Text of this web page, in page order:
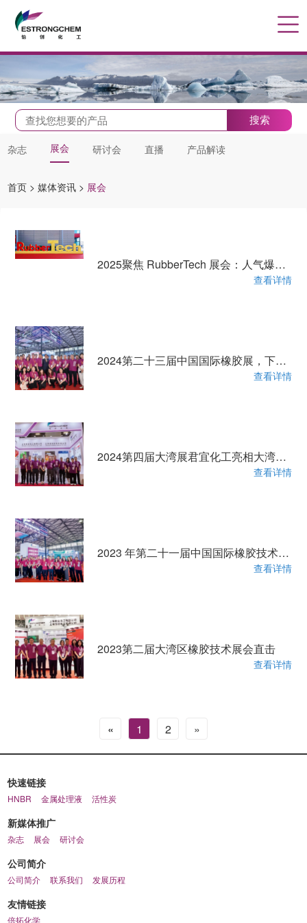
搜索
杂志 展会 研讨会 直播 产品解读
首页 > 媒体资讯 > 展会
2025聚焦 RubberTech 展会：人气爆棚，君宜产品持续圈粉！
查看详情
2024第二十三届中国国际橡胶展，下雨天热情不减，君宜产品持续受关注
查看详情
2024第四届大湾展君宜化工亮相大湾区橡胶技术展
查看详情
2023 年第二十一届中国国际橡胶技术展，共见君宜魅力！
查看详情
2023第二届大湾区橡胶技术展会直击
查看详情
« 1 2 »
快速链接
HNBR 金属处理液 活性炭
新媒体推广
杂志 展会 研讨会
公司简介
公司简介 联系我们 发展历程
友情链接
倍拓化学